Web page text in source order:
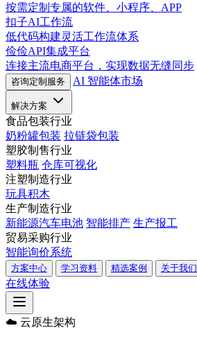
按需定制专属的软件、小程序、APP
扣子AI工作流
低代码构建灵活工作流体系
俭俭API集成平台
连接主流电商平台，实现数据无缝同步
咨询定制服务 AI 智能体市场
解决方案
食品包装行业
奶粉罐包装 拉链袋包装
塑胶制售行业
塑料瓶 仓库可视化
注塑制造行业
玩具积木
生产制造行业
新能源汽车电池 智能排产 生产报工
贸易采购行业
智能询价系统
方案中心 学习资料 精选案例 关于我们
在线体验
☁️ 云原生架构